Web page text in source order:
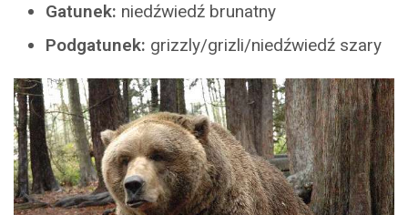
Gatunek: niedźwiedź brunatny
Podgatunek: grizzly/grizli/niedźwiedź szary